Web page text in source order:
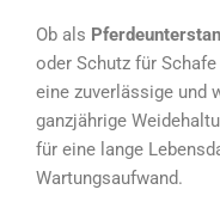
Ob als
oder Schutz für
eine zuverlässige und
ganzjährige
für eine lange
Wartungsaufwand.